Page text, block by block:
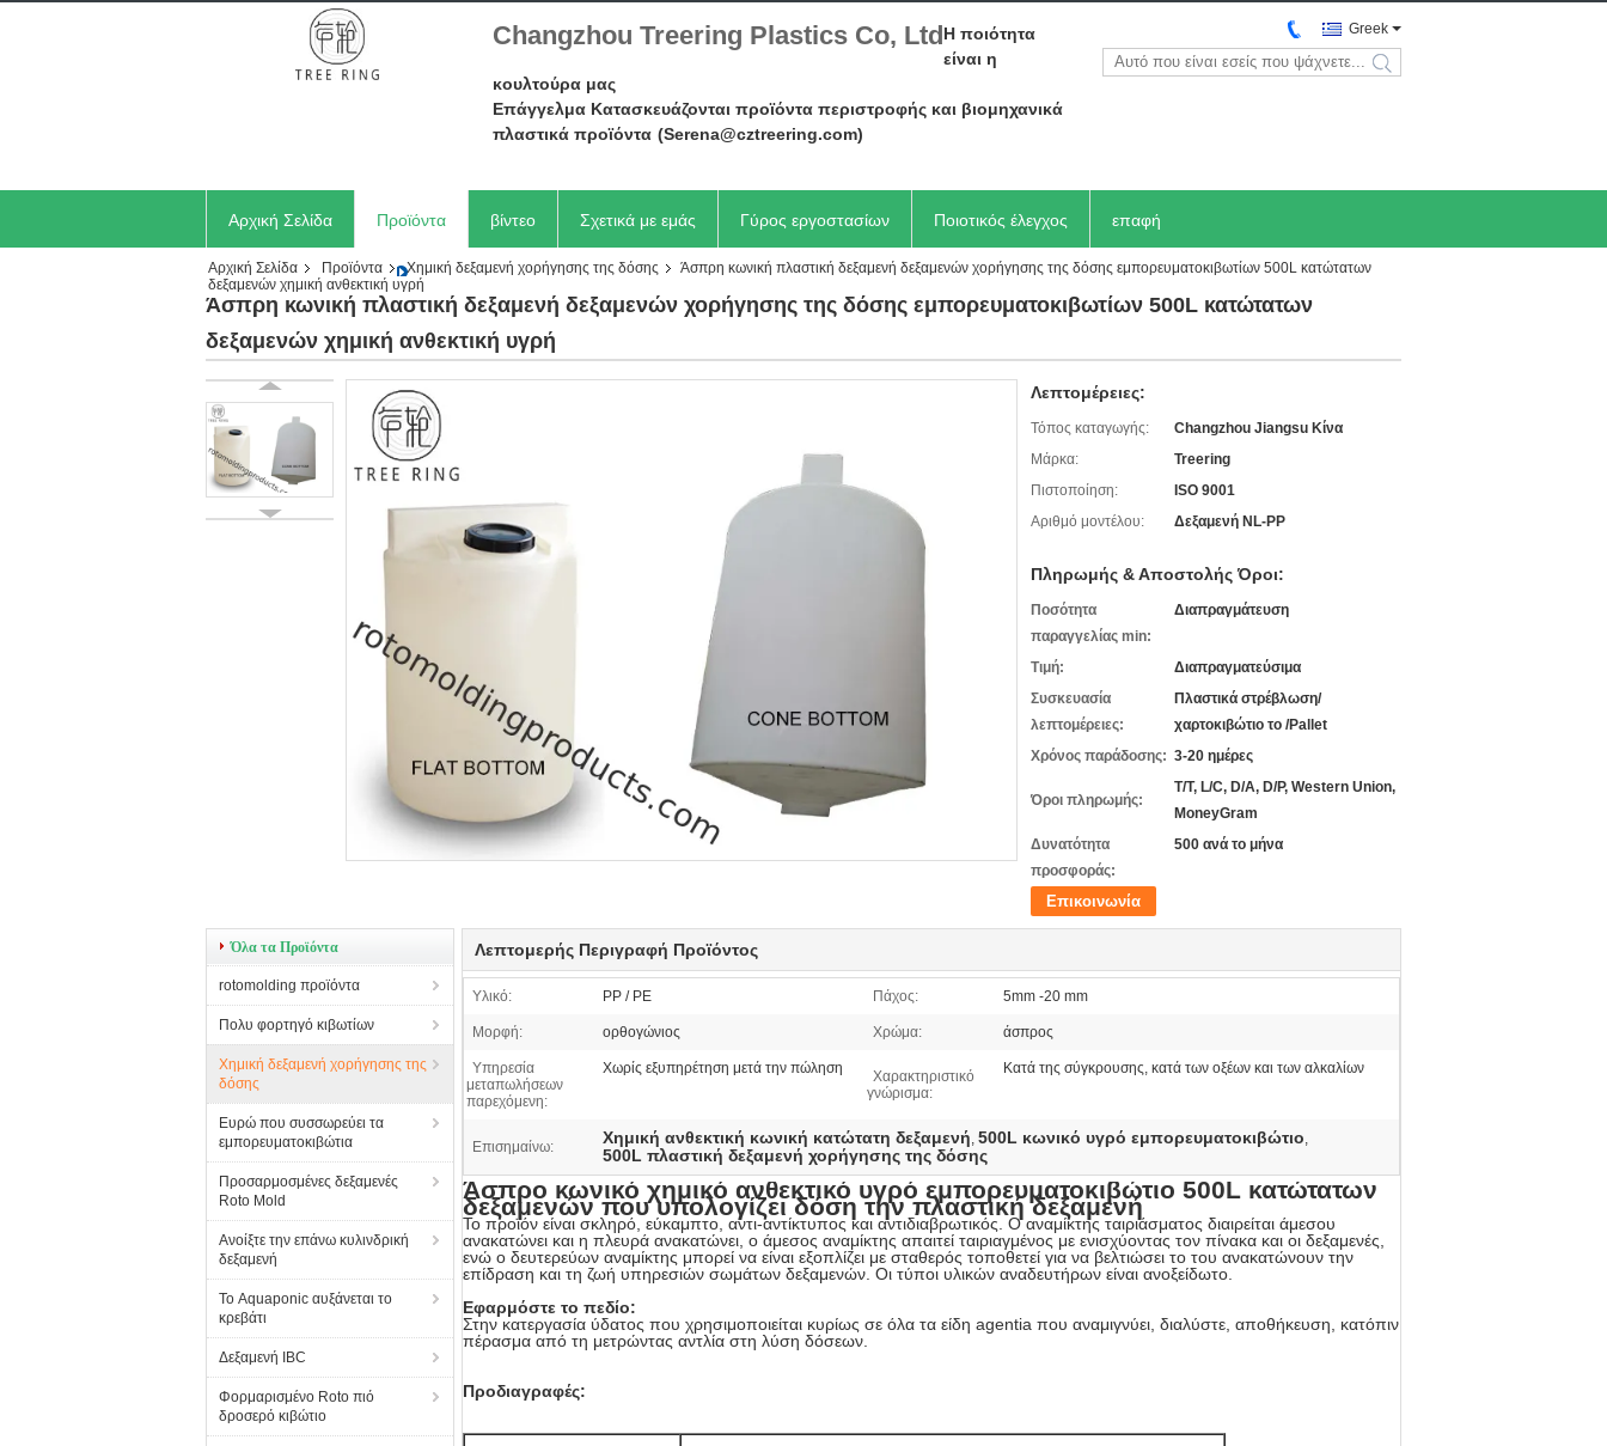
Changzhou Treering Plastics Co, LtdΗ ποιότητα
είναι η
κουλτούρα μας
Επάγγελμα Κατασκευάζονται προϊόντα περιστροφής και βιομηχανικά
πλαστικά προϊόντα (Serena@cztreering.com)
Greek
search
Αρχική Σελίδα Προϊόντα βίντεο Σχετικά με εμάς Γύρος εργοστασίων Ποιοτικός έλεγχος επαφή
Ζητήστε ένα απόσπασμα
Αρχική Σελίδα Προϊόντα Χημική δεξαμενή χορήγησης της δόσης
Άσπρη κωνική πλαστική δεξαμενή δεξαμενών χορήγησης της δόσης εμπορευματοκιβωτίων 500L κατώτατων
δεξαμενών χημική ανθεκτική υγρή
Άσπρη κωνική πλαστική δεξαμενή δεξαμενών χορήγησης της δόσης εμπορευματοκιβωτίων 500L κατώτατων
δεξαμενών χημική ανθεκτική υγρή
Λεπτομέρειες:
Τόπος καταγωγής:
Changzhou Jiangsu Κίνα
Μάρκα:
Treering
Πιστοποίηση:
ISO 9001
Αριθμό μοντέλου:
Δεξαμενή NL-PP
Πληρωμής & Αποστολής Όροι:
Ποσότητα
παραγγελίας min:
Διαπραγμάτευση
Τιμή:
Διαπραγματεύσιμα
Συσκευασία
λεπτομέρειες:
Πλαστικά στρέβλωση/
χαρτοκιβώτιο το /Pallet
Χρόνος παράδοσης: 3-20 ημέρες
Όροι πληρωμής:
T/T, L/C, D/A, D/P, Western Union,
MoneyGram
Δυνατότητα
προσφοράς:
500 ανά το μήνα
Επικοινωνία
Όλα τα Προϊόντα
rotomolding προϊόντα
Πολυ φορτηγό κιβωτίων
Χημική δεξαμενή χορήγησης της
δόσης
Ευρώ που συσσωρεύει τα
εμπορευματοκιβώτια
Προσαρμοσμένες δεξαμενές
Roto Mold
Ανοίξτε την επάνω κυλινδρική
δεξαμενή
Το Aquaponic αυξάνεται το
κρεβάτι
Δεξαμενή IBC
Φορμαρισμένο Roto πιό
δροσερό κιβώτιο
Λεπτομερής Περιγραφή Προϊόντος
Υλικό: PP / PE Πάχος: 5mm -20 mm
Μορφή: ορθογώνιος Χρώμα: άσπρος
Υπηρεσία
μεταπωλήσεων
παρεχόμενη:
Χωρίς εξυπηρέτηση μετά την πώληση
Χαρακτηριστικό
γνώρισμα:
Κατά της σύγκρουσης, κατά των οξέων και των αλκαλίων
Επισημαίνω: Χημική ανθεκτική κωνική κατώτατη δεξαμενή, 500L κωνικό υγρό εμπορευματοκιβώτιο,
500L πλαστική δεξαμενή χορήγησης της δόσης
Άσπρο κωνικό χημικό ανθεκτικό υγρό εμπορευματοκιβώτιο 500L κατώτατων
δεξαμενών που υπολογίζει δόση την πλαστική δεξαμενή
Το προϊόν είναι σκληρό, εύκαμπτο, αντι-αντίκτυπος και αντιδιαβρωτικός. Ο αναμίκτης ταιριάσματος διαιρείται άμεσου
ανακατώνει και η πλευρά ανακατώνει, ο άμεσος αναμίκτης απαιτεί ταιριαγμένος με ενισχύοντας τον πίνακα και οι δεξαμενές,
ενώ ο δευτερεύων αναμίκτης μπορεί να είναι εξοπλίζει με σταθερός τοποθετεί για να βελτιώσει το του ανακατώνουν την
επίδραση και τη ζωή υπηρεσιών σωμάτων δεξαμενών. Οι τύποι υλικών αναδευτήρων είναι ανοξείδωτο.
Εφαρμόστε το πεδίο:
Στην κατεργασία ύδατος που χρησιμοποιείται κυρίως σε όλα τα είδη agentia που αναμιγνύει, διαλύστε, αποθήκευση, κατόπιν
πέρασμα από τη μετρώντας αντλία στη λύση δόσεων.
Προδιαγραφές: